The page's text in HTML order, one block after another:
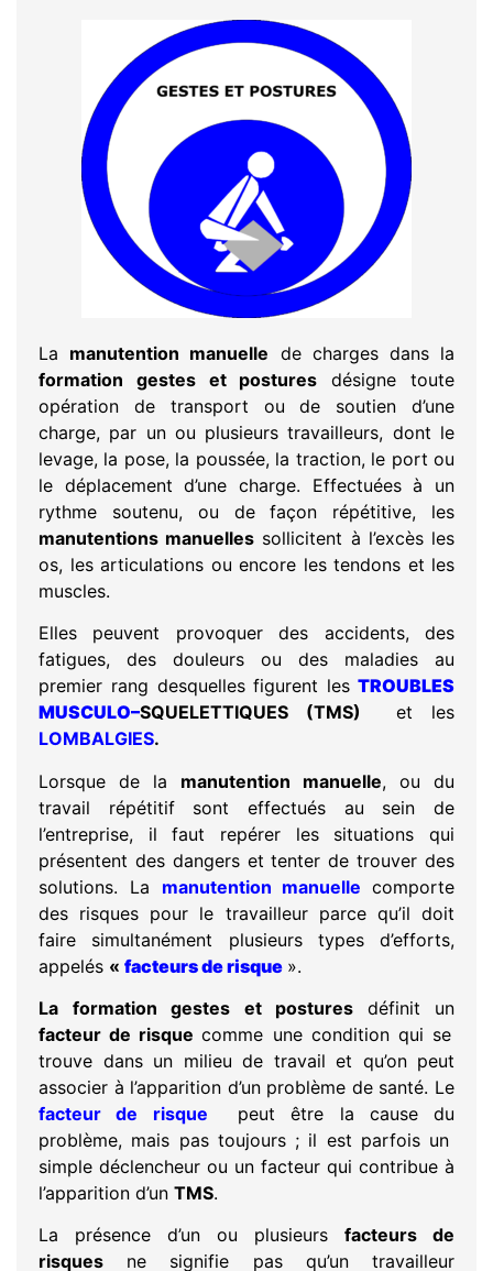
La manutention manuelle de charges dans la
formation gestes et postures désigne toute
opération de transport ou de soutien d’une
charge, par un ou plusieurs travailleurs, dont le
levage, la pose, la poussée, la traction, le port ou
le déplacement d’une charge. Effectuées à un
rythme soutenu, ou de façon répétitive, les
manutentions manuelles sollicitent à l’excès les
os, les articulations ou encore les tendons et les
muscles.
Elles peuvent provoquer des accidents, des
fatigues, des douleurs ou des maladies au
premier rang desquelles figurent les TROUBLES
MUSCULO–SQUELETTIQUES (TMS)
et les
LOMBALGIES.
Lorsque de la manutention manuelle, ou du
travail répétitif sont effectués au sein de
l’entreprise, il faut repérer les situations qui
présentent des dangers et tenter de trouver des
solutions. La manutention manuelle comporte
des risques pour le travailleur parce qu’il doit
faire simultanément plusieurs types d’efforts,
appelés « facteurs de risque ».
La formation gestes et postures définit un
facteur de risquecomme une condition qui se
trouve dans un milieu de travail et qu’on peut
associer à l’apparition d’un problème de santé. Le
facteur de risque
peut être la cause du
problème, mais pas toujours ; il est parfois un
simple déclencheur ou un facteur qui contribue à
l’apparition d’un TMS.
La présence d’un ou plusieurs facteurs de
risques ne signifie pas qu’un travailleur